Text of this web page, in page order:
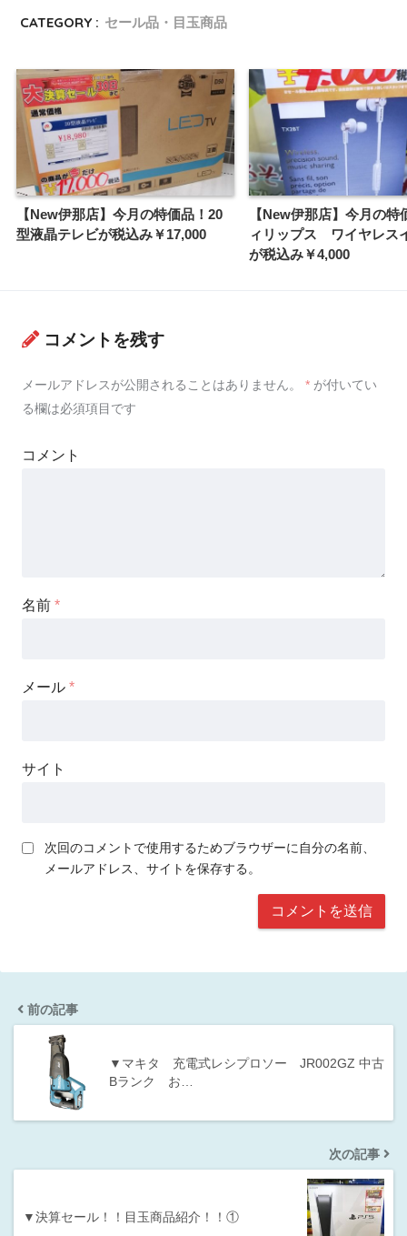
CATEGORY : セール品・目玉商品
【New伊那店】今月の特価品！20
型液晶テレビが税込み￥17,000
【New伊那店】今月の特
ィリップス ワイヤレス
が税込み￥4,000
コメントを残す
メールアドレスが公開されることはありません。 * が付いてい
る欄は必須項目です
コメント
名前 *
メール *
サイト
次回のコメントで使用するためブラウザーに自分の名前、
メールアドレス、サイトを保存する。
前の記事
▼マキタ 充電式レシプロソー JR002GZ 中古
Bランク お…
次の記事
▼決算セール！！目玉商品紹介！！①